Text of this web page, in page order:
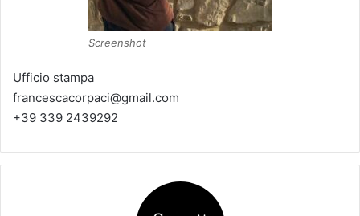
Screenshot
Ufficio stampa
francescacorpaci@gmail.com
+39 339 2439292